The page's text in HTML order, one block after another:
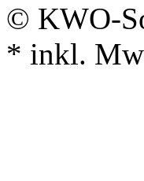
© KWO-
* inkl.